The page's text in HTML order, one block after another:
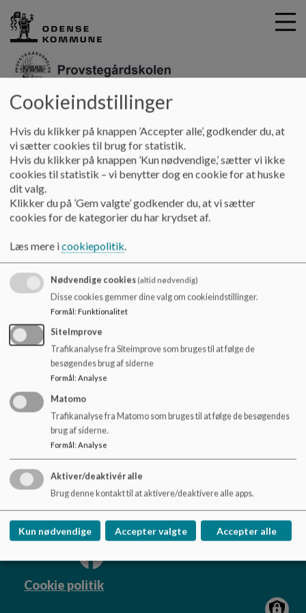
Provstegårdskolen
Vores skole Provstens kantine Nyheder
Nyheder
Provstegårdskolen
Middelfartvej 180, 5200 Odense V
provstegaardskolen.buf@odense.dk
Tlf. 63751900
EAN NR.
5798006606740
Sitemap
Cookie politik
Cookieindstillinger
Hvis du klikker på knappen ’Accepter alle’, godkender du, at
vi sætter cookies til brug for statistik.
Hvis du klikker på knappen ’Kun nødvendige,’ sætter vi ikke
cookies til statistik – vi benytter dog en cookie for at huske
dit valg.
Klikker du på ’Gem valgte’ godkender du, at vi sætter
cookies for de kategorier du har krydset af.
Læs mere icookiepolitik.
Nødvendige cookies(altid nødvendig)
Disse cookies gemmer dine valg om cookieindstillinger.
Formål: Funktionalitet
SiteImprove
Trafikanalyse fra Siteimprove som bruges til at følge de
besøgendes brug af siderne
Formål : Analyse
Matomo
Trafikanalyse fra Matomo som bruges til at følge de besøgendes
brug af siderne.
Formål: Analyse
Aktiver/deaktivér alle
Brug denne kontakt til at aktivere/deaktivere alle apps.
Kun nødvendige Accepter valgte Accepter alle